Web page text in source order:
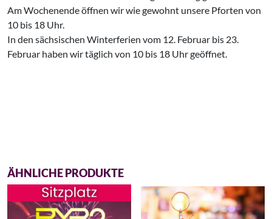
Am Wochenende öffnen wir wie gewohnt unsere Pforten von
10 bis 18 Uhr.
In den sächsischen Winterferien vom 12. Februar bis 23.
Februar haben wir täglich von 10 bis 18 Uhr geöffnet.
ÄHNLICHE PRODUKTE